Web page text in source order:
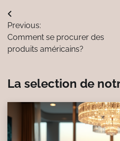
Navigation
de
l’article
Previous:
Comment se procurer des
produits américains?
La selection de